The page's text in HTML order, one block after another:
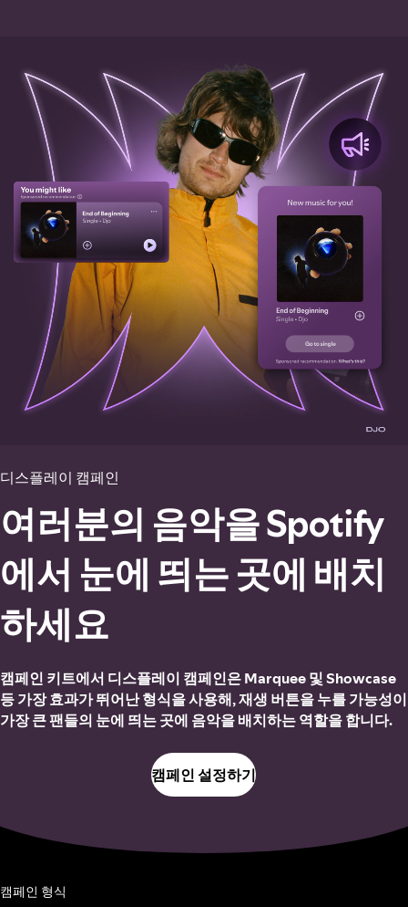
디스플레이 캠페인
여러분의 음악을 Spotify
에서 눈에 띄는 곳에 배치
하세요
캠페인 키트에서 디스플레이 캠페인은 Marquee 및 Showcase
등 가장 효과가 뛰어난 형식을 사용해, 재생 버튼을 누를 가능성이
가장 큰 팬들의 눈에 띄는 곳에 음악을 배치하는 역할을 합니다.
캠페인 설정하기
캠페인 형식